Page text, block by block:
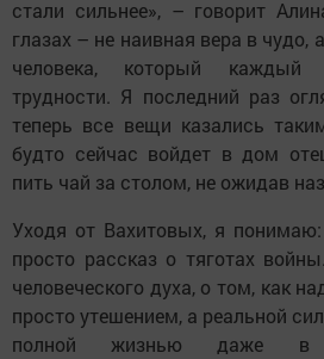
стали сильнее», – говорит
глазах – не наивная вера в чудо,
человека, который каждый
трудности. Я последний раз
теперь все вещи казались
будто сейчас войдет в дом
пить чай за столом, не ожидав
Уходя от Вахитовых, я
просто рассказ о тяготах
человеческого духа, о том, как
просто утешением, а реальной
полной жизнью даже в